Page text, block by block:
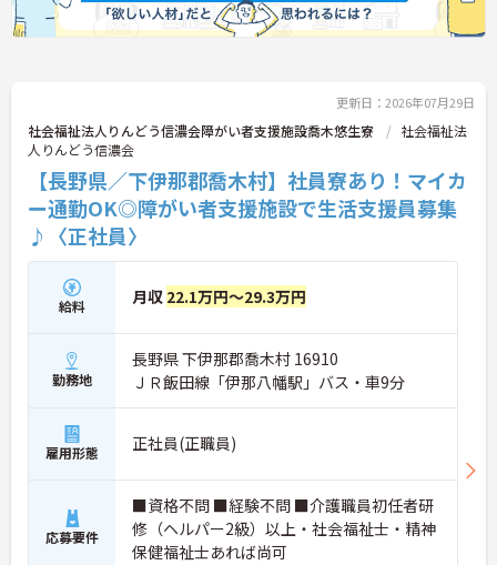
更新日：2026年07月29日
社会福祉法人りんどう信濃会障がい者支援施設喬木悠生寮
社会福祉法
人りんどう信濃会
【長野県／下伊那郡喬木村】社員寮あり！マイカ
ー通勤OK◎障がい者支援施設で生活支援員募集
♪〈正社員〉
給料 月収 22.1万円～29.3万円
勤務地
長野県 下伊那郡喬木村 16910
ＪＲ飯田線「伊那八幡駅」バス・車9分
雇用形態 正社員(正職員)
応募要件
■資格不問 ■経験不問 ■介護職員初任者研
修（ヘルパー2級）以上・社会福祉士・精神
保健福祉士あれば尚可